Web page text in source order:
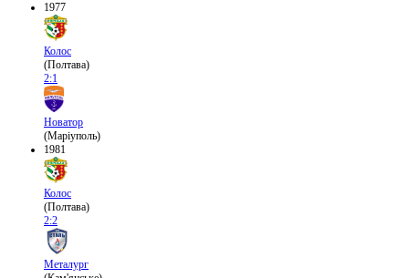
1977
Колос
(Полтава)
2:1
Новатор
(Маріуполь)
1981
Колос
(Полтава)
2:2
Металург